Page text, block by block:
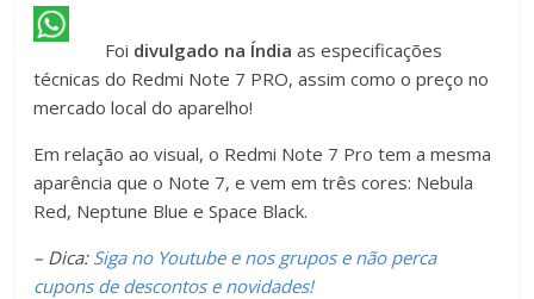
Foi divulgado na Índia as especificações
técnicas do Redmi Note 7 PRO, assim como o preço no
mercado local do aparelho!
Em relação ao visual, o Redmi Note 7 Pro tem a mesma
aparência que o Note 7, e vem em três cores: Nebula
Red, Neptune Blue e Space Black.
– Dica: Siga no Youtube e nos grupos e não perca
cupons de descontos e novidades!